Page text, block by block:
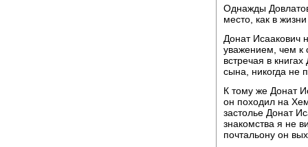
Однажды
место, как в
Донат Исаакович
уважением, чем к
встречая в
сына, никогда не
К тому же Донат
он походил на
застолье Донат
знакомства я не
почтальону он